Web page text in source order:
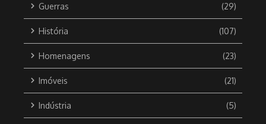
Guerras (29)
História (107)
Homenagens (23)
Imóveis (21)
Indústria (5)